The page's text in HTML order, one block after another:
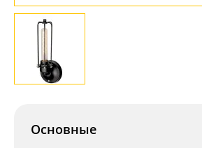
Основные